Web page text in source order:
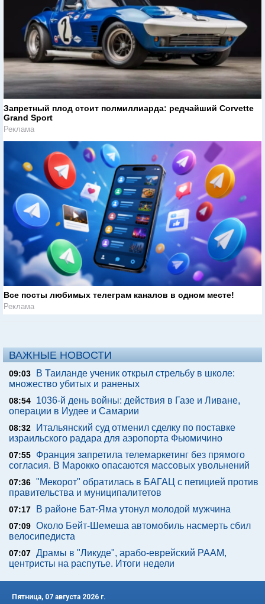
Запретный плод стоит полмиллиарда: редчайший Corvette
Grand Sport
Реклама
Все посты любимых телеграм каналов в одном месте!
Реклама
ВАЖНЫЕ НОВОСТИ
09:03
В Таиланде ученик открыл стрельбу в школе:
множество убитых и раненых
08:54
1036-й день войны: действия в Газе и Ливане,
операции в Иудее и Самарии
08:32
Итальянский суд отменил сделку по поставке
израильского радара для аэропорта Фьюмичино
07:55
Франция запретила телемаркетинг без прямого
согласия. В Марокко опасаются массовых увольнений
07:36 "Мекорот" обратилась в БАГАЦ с петицией против
правительства и муниципалитетов
07:17 В районе Бат-Яма утонул молодой мужчина
07:09 Около Бейт-Шемеша автомобиль насмерть сбил
велосипедиста
07:07 Драмы в "Ликуде", арабо-еврейский РААМ,
центристы на распутье. Итоги недели
Пятница, 07 августа 2026 г.